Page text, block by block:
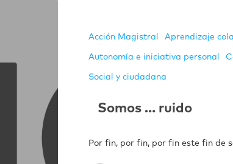
Acción Magistral Aprendizaje
Autonomía e iniciativa personal
Social y ciudadana
Somos … ruido
Por fin, por fin, por fin este fin de